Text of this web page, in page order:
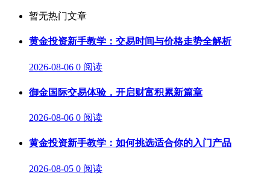
暂无热门文章
黄金投资新手教学：交易时间与价格走势全解析
2026-08-06 0 阅读
御金国际交易体验，开启财富积累新篇章
2026-08-06 0 阅读
黄金投资新手教学：如何挑选适合你的入门产品
2026-08-05 0 阅读